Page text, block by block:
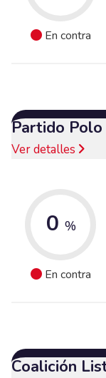
En contra
Partido
Ver detalles
0 %
En contra
Coalición